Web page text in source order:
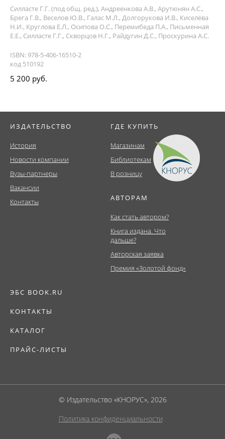
Силласте Г.Г. (под общ. ред.), Андреенкова А.В., Арутюнян А.С.,
Брега Г.В., Веселов Ю.В., Галас М.Л., Долгорукова И.В., Киселёва
Н.И., Круглова Е.Л., Осипова О.С., Перемибеда П.А., Письменная
Е.Е., Силласте Г.Г., Скворцов Н.Г., Райдугин Д.С., Проскурина А.С.
ISBN: 978-5-406-16510-2
код 510192
5 200 руб.
ИЗДАТЕЛЬСТВО
История
Новости компании
Вузы-партнеры
Вакансии
Контакты
ГДЕ КУПИТЬ
Магазинам
Библиотекам
В розницу
АВТОРАМ
Как стать автором?
Книга издана. Что
дальше?
Авторская заявка
Премия «Золотой фонд»
ЭБС BOOK.RU
КОНТАКТЫ
КАТАЛОГ
ПРАЙС-ЛИСТЫ
© Издательство «КНОРУС», 2026
Политика конфиденциальности